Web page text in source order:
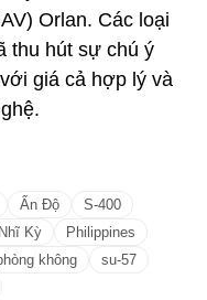
Orlan. Các loại
thu hút sự chú ý
giá cả hợp lý và
Ấn Độ
S-400
Kỳ
Philippines
không
su-57